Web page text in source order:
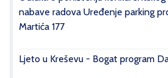
nabave radova Uređenje parking
Martića 177
Ljeto u Kreševu - Bogat program